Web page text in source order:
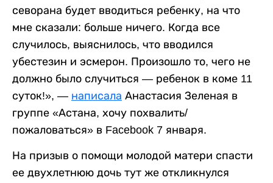
севорана будет вводиться ребенку, на что
мне сказали: больше ничего. Когда все
случилось, выяснилось, что вводился
убестезин и эсмерон. Произошло то, чего не
должно было случиться — ребенок в коме 11
суток!», — написала Анастасия Зеленая в
группе «Астана, хочу похвалить/
пожаловаться» в Facebook 7 января.
На призыв о помощи молодой матери спасти
ее двухлетнюю дочь тут же откликнулся